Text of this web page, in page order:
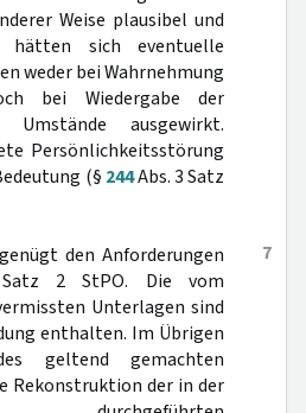
Weise plausibel und
hätten sich eventuelle
weder bei Wahrnehmung
bei Wiedergabe der
Umstände ausgewirkt.
Persönlichkeitsstörung
(§ 244Abs. 3 Satz
7
den Anforderungen
2 StPO. Die vom
Unterlagen sind
enthalten. Im Übrigen
geltend gemachten
Rekonstruktion der in der